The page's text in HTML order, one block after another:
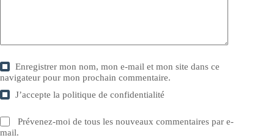
Enregistrer mon nom, mon e-mail et mon site dans ce
navigateur pour mon prochain commentaire.
J’accepte lapolitique de confidentialité
Prévenez-moi de tous les nouveaux commentaires par e-
mail.